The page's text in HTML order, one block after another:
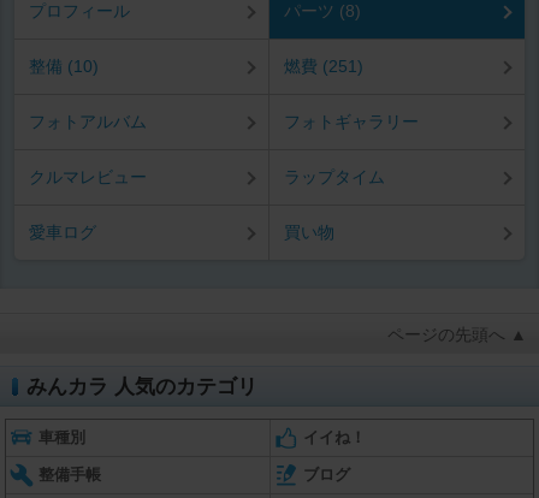
プロフィール パーツ (8)
整備 (10) 燃費 (251)
フォトアルバム フォトギャラリー
クルマレビュー ラップタイム
愛車ログ 買い物
ページの先頭へ ▲
みんカラ 人気のカテゴリ
車種別 イイね！
整備手帳 ブログ